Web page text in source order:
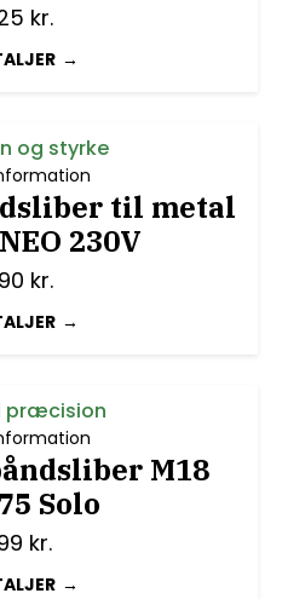
kr.
og styrke
til metal
230V
kr.
præcision
M18
Solo
kr.